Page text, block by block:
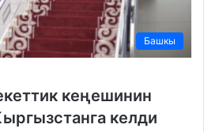
Башкы
кеңешинин
келди